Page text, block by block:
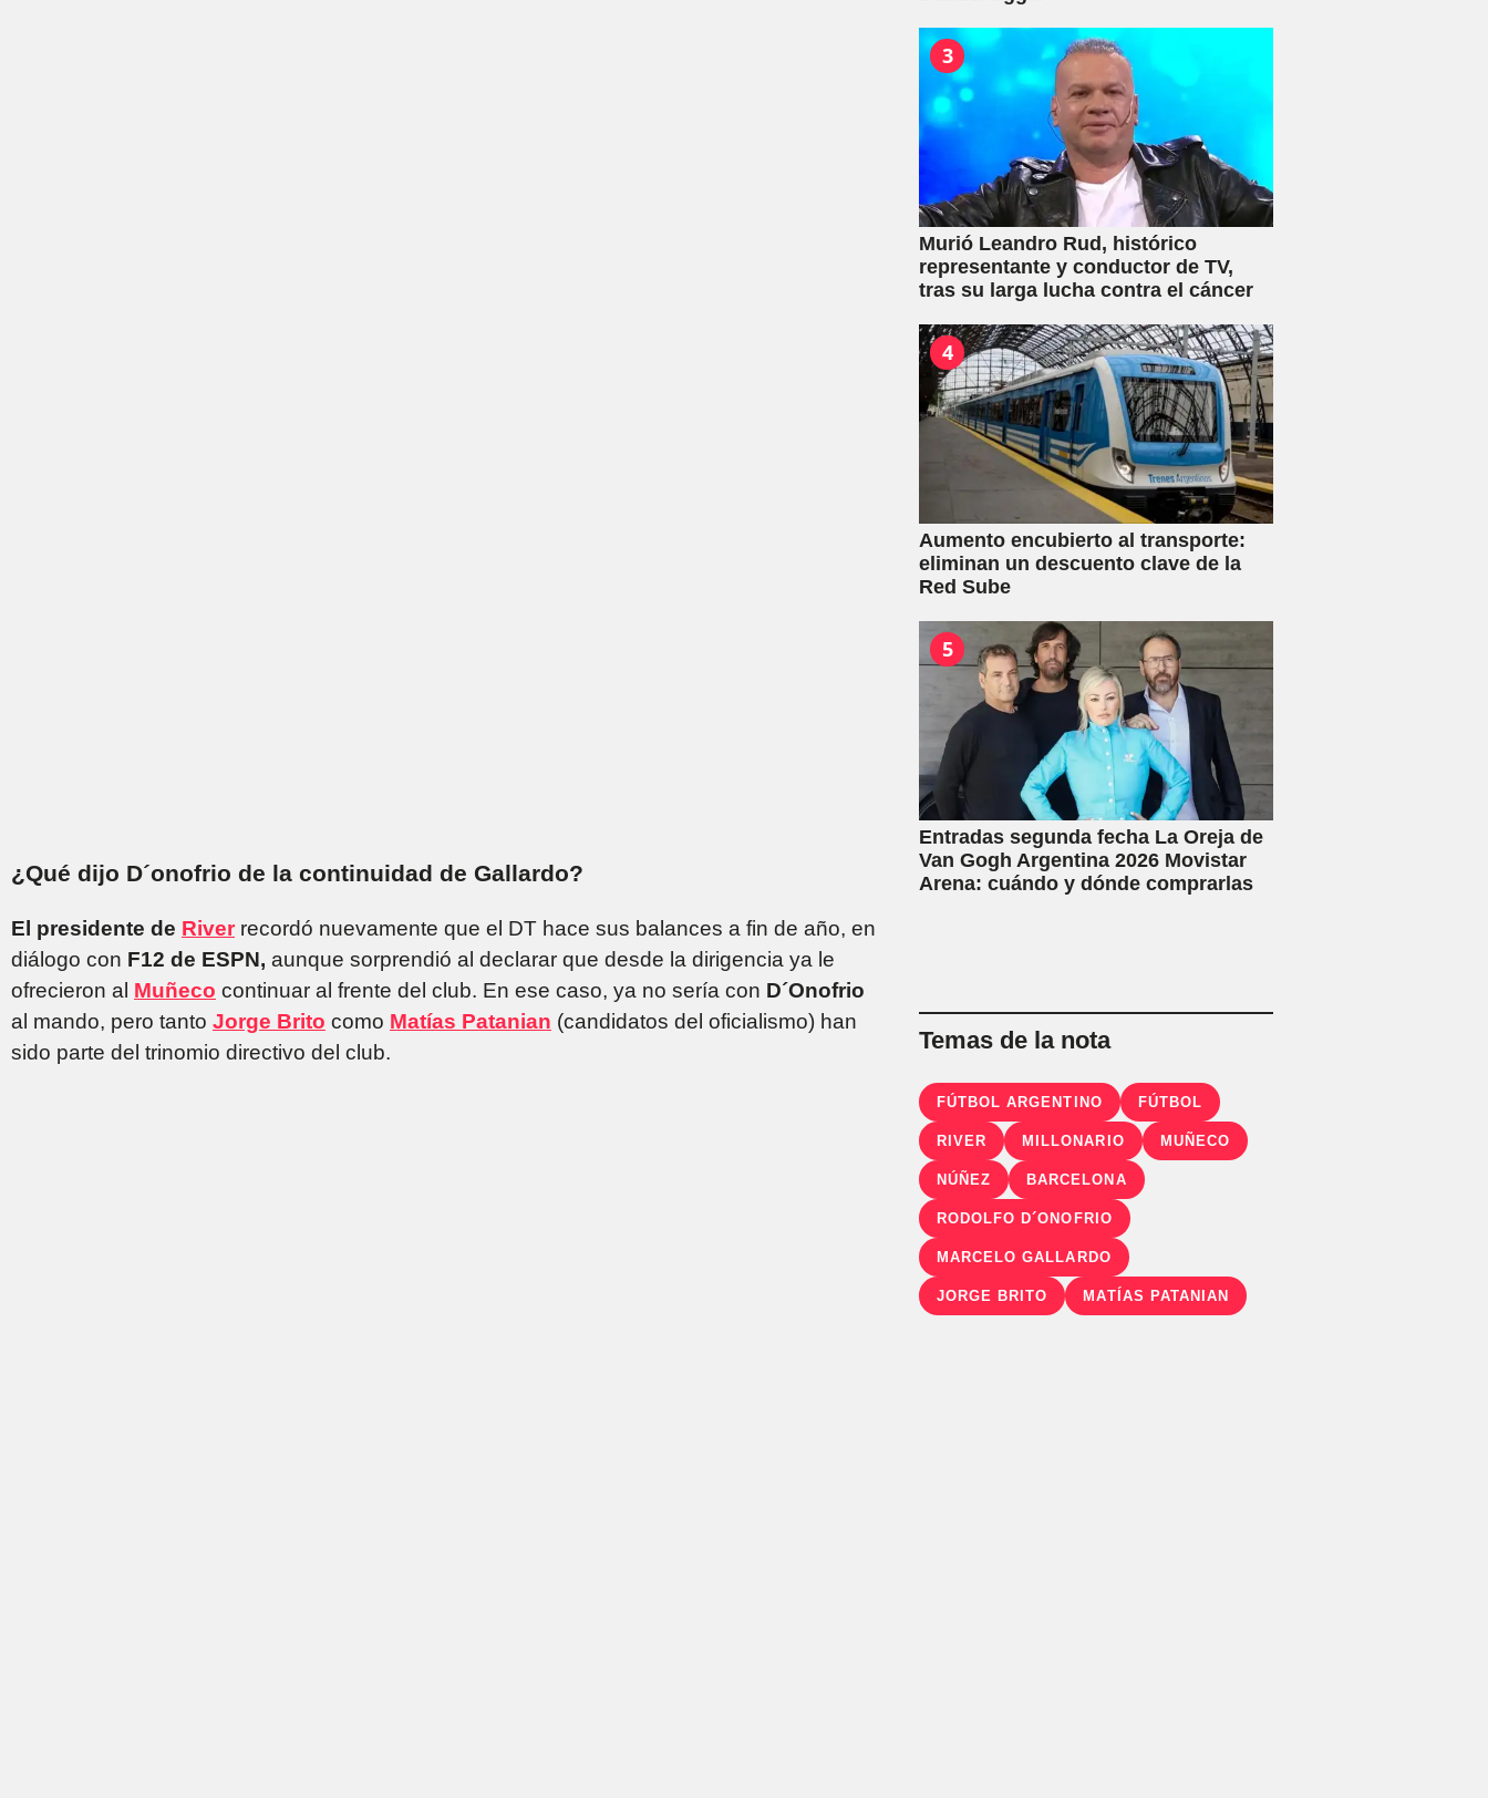
¿Qué dijo D´onofrio de la continuidad de Gallardo?
El presidente de River recordó nuevamente que el DT hace sus balances a fin de año, en
diálogo con F12 de ESPN, aunque sorprendió al declarar que desde la dirigencia ya le
ofrecieron al Muñeco continuar al frente del club. En ese caso, ya no sería con D´Onofrio
al mando, pero tanto Jorge Brito como Matías Patanian (candidatos del oficialismo) han
sido parte del trinomio directivo del club.
3
Murió Leandro Rud, histórico
representante y conductor de TV,
tras su larga lucha contra el cáncer
4
Aumento encubierto al transporte:
eliminan un descuento clave de la
Red Sube
5
Entradas segunda fecha La Oreja de
Van Gogh Argentina 2026 Movistar
Arena: cuándo y dónde comprarlas
Temas de la nota
FÚTBOL ARGENTINO FÚTBOL
RIVER MILLONARIO MUÑECO
NÚÑEZ BARCELONA
RODOLFO D´ONOFRIO
MARCELO GALLARDO
JORGE BRITO MATÍAS PATANIAN